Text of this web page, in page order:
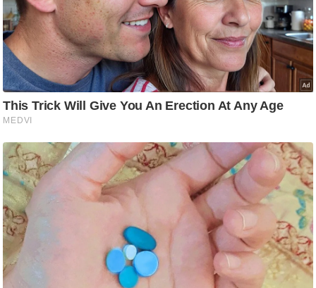
/
फै
श
न
घ
रे
लू
नु
स्खे
प
र्य
ट
न
स्थ